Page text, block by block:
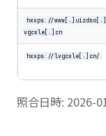
hxxps://
vgcxle[.]cn
hxxps://lvgcxle[.]cn/
照合日時: 2026-